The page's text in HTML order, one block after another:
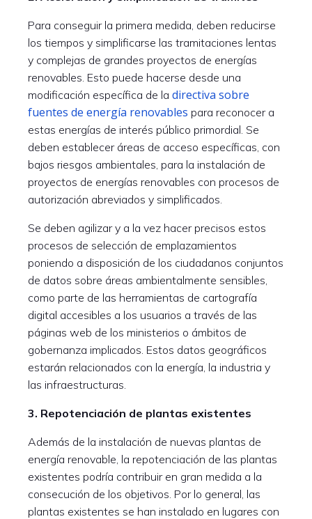
Para conseguir la primera medida, deben reducirse
los tiempos y simplificarse las tramitaciones lentas
y complejas de grandes proyectos de energías
renovables. Esto puede hacerse desde una
modificación específica de la directiva sobre
fuentes de energía renovables para reconocer a
estas energías de interés público primordial. Se
deben establecer áreas de acceso específicas, con
bajos riesgos ambientales, para la instalación de
proyectos de energías renovables con procesos de
autorización abreviados y simplificados.
Se deben agilizar y a la vez hacer precisos estos
procesos de selección de emplazamientos
poniendo a disposición de los ciudadanos conjuntos
de datos sobre áreas ambientalmente sensibles,
como parte de las herramientas de cartografía
digital accesibles a los usuarios a través de las
páginas web de los ministerios o ámbitos de
gobernanza implicados. Estos datos geográficos
estarán relacionados con la energía, la industria y
las infraestructuras.
3. Repotenciación de plantas existentes
Además de la instalación de nuevas plantas de
energía renovable, la repotenciación de las plantas
existentes podría contribuir en gran medida a la
consecución de los objetivos. Por lo general, las
plantas existentes se han instalado en lugares con